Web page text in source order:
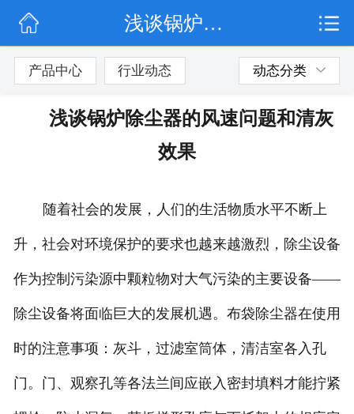
公司简介
浅谈锅炉除尘器的风速问题和清灰效果
产品中心 行业动态 动态分类
浅谈锅炉除尘器的风速问题和清灰
效果
随着社会的发展，人们的生活物质水平不断上
升，社会对环境保护的要求也越来越激烈，除尘设备
作为控制污染源中颗粒物对大气污染的主要设备——
除尘设备将面临巨大的发展机遇。布袋除尘器在使用
时的注意事项：灰斗，过滤室筒体，清洁室各入孔
门。门、观察孔等各法兰间应嵌入密封填料才能拧紧